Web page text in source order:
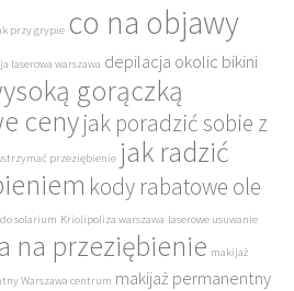
przy grypie co na objawy
laserowa warszawa depilacja okolic bikini
gorączką
cenyjak poradzić sobie z
przeziębienie jak radzić
kody rabatowe ole
solarium Kriolipoliza warszawa laserowe usuwanie
na przeziębienie makijaż
Warszawa centrum makijaż permanentny